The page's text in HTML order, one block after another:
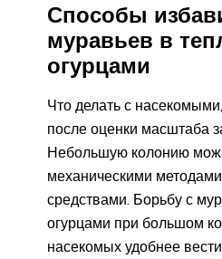
Способы
муравьев в
огурцами
Что делать с
после оценки масштаба
Небольшую колонию
механическими
средствами. Борьбу с
огурцами при большом
насекомых удобнее